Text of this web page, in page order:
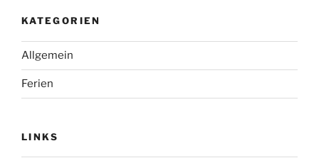
KATEGORIEN
Allgemein
Ferien
LINKS